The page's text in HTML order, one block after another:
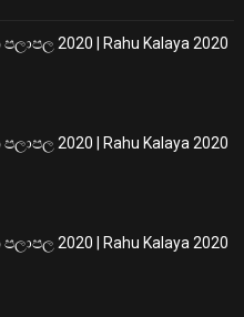
2020 | Rahu Kalaya 2020
2020 | Rahu Kalaya 2020
2020 | Rahu Kalaya 2020